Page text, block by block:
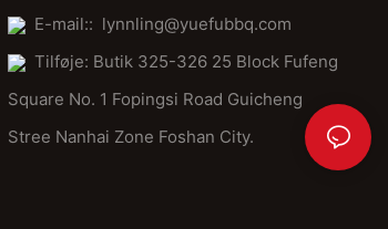
E-mail:: lynnling@yuefubbq.com
Tilføje: Butik 325-326 25 Block Fufeng
Square No. 1 Fopingsi Road Guicheng
Stree Nanhai Zone Foshan City.